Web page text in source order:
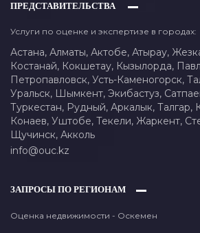
ПРЕДСТАВИТЕЛЬСТВА
Услуги по оценке и экспертизе в городах:
Астана, Алматы, Актобе, Атырау,
Костанай, Кокшетау, Кызылорда,
Петропавловск, Усть-Каменогорск,
Уральск, Шымкент, Экибастуз,
Туркестан, Рудный, Аркалык, Талгар,
Конаев, Уштобе, Текели, Жаркент,
Щучинск, Акколь
info@ouc.kz
ЗАПРОСЫ ПО РЕГИОНАМ
Оценка недвижимости - Оскемен